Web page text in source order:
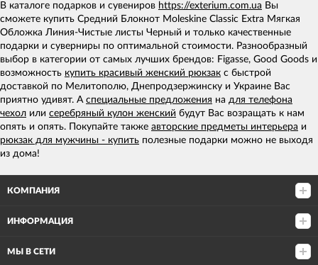
В каталоге подарков и сувениров https://exterium.com.ua Вы
сможете купить Средний Блокнот Moleskine Classic Extra Мягкая
Обложка Линия-Чистые листы Черный и только качественные
подарки и суверниры по оптимальной стоимости. Разнообразный
выбор в категории от самых лучших брендов: Figasse, Good Goods и
возможность купить красивый женский рюкзак с быстрой
доставкой по Мелитополю, Днепродзержинску и Украине Вас
приятно удивят. А специальные предложения на для телефона
чехол или серебряный кулон женский будут Вас возращать к нам
опять и опять. Покупайте также авторские предметы интерьера и
рюкзак для мужчины - купить полезные подарки можно не выходя
из дома!
КОМПАНИЯ
ИНФОРМАЦИЯ
МЫ В СЕТИ